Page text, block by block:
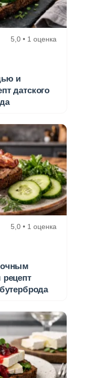
5,0 • 1 оценка
и
датского
5,0 • 1 оценка